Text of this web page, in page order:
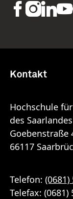
Kontakt
Hochschule
des Saarlandes
Goebenstraße
66117
Telefon: (0681)
Telefax: (0681)